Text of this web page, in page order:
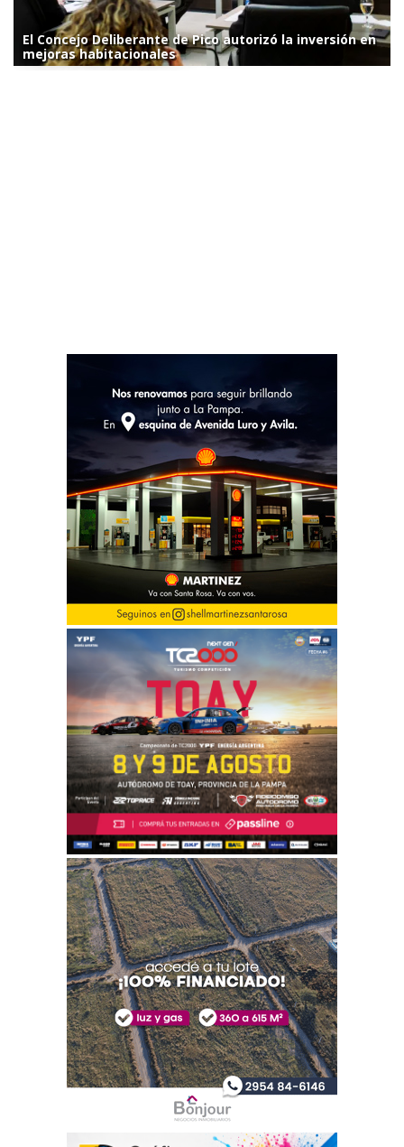
El Concejo Deliberante de Pico autorizó la inversión en
mejoras habitacionales